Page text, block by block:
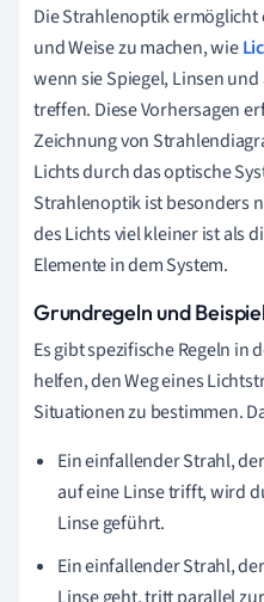
Die Strahlenoptik ermöglicht
und Weise zu machen, wie
wenn sie Spiegel, Linsen
treffen. Diese Vorhersagen
Zeichnung von
Lichts durch das optische
Strahlenoptik ist besonders
des Lichts viel kleiner ist als
Elemente in dem System.
Grundregeln und
Es gibt spezifische Regeln in
helfen, den Weg eines
Situationen zu bestimmen.
Ein einfallender Strahl,
auf eine Linse trifft, wird
Linse geführt.
Ein einfallender Strahl,
Linse geht, tritt parallel